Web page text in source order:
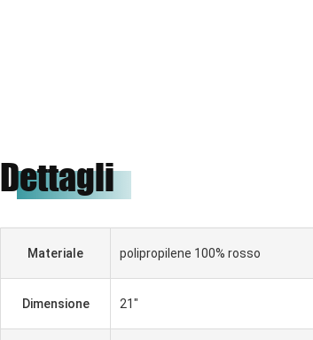
Dettagli
Materiale polipropilene 100% rosso
Dimensione 21"